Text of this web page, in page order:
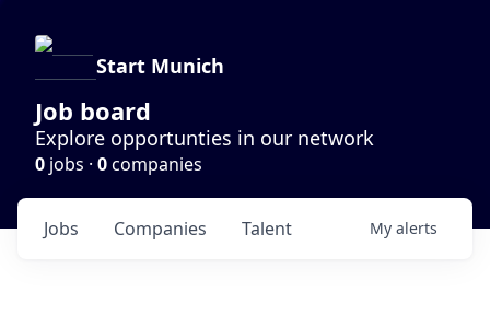
Start Munich
Job board
Explore opportunties in our network
0 jobs · 0companies
Jobs Companies Talent My alerts